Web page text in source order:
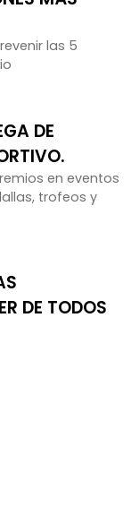
las 5
DE
en eventos
trofeos y
DE TODOS